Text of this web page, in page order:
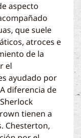
aspecto
que suele
atroces e
de la
el
ayudado por
diferencia de
tienen a
Chesterton,